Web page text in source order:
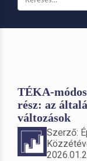
TÉKA-
rész: az
változások
Szerző: